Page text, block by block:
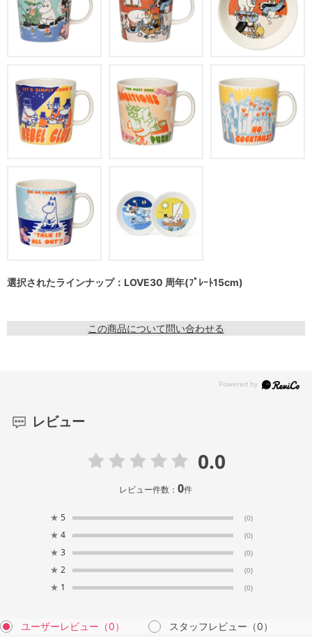
選択されたラインナップ：LOVE30 周年(ﾌﾟﾚｰﾄ15cm)
この商品について問い合わせる
レビュー
0.0
レビュー件数：0件
★ 5 (0)
★ 4 (0)
★ 3 (0)
★ 2 (0)
★ 1 (0)
ユーザーレビュー （0） スタッフレビュー （0）